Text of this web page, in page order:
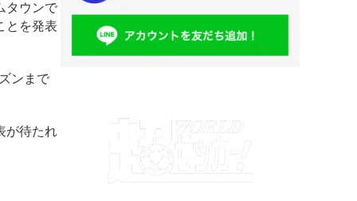
タウンで
とを発表
ンまで
が待たれ